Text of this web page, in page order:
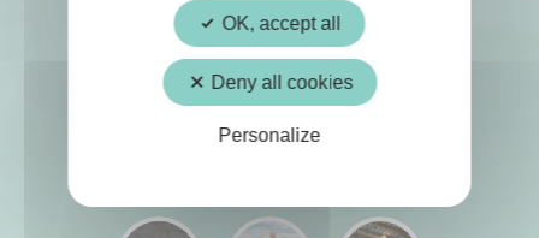
OK, accept all
Deny all cookies
Personalize